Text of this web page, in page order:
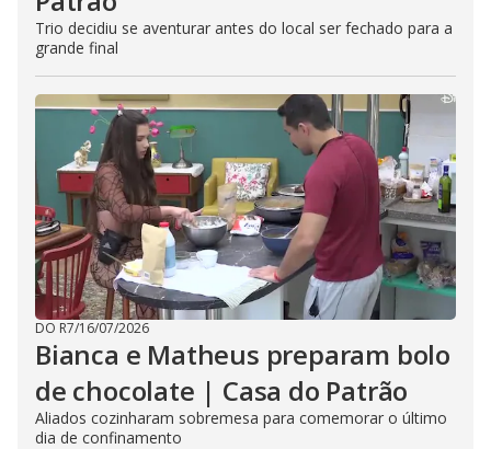
Trio decidiu se aventurar antes do local ser fechado para a
grande final
DO R7/16/07/2026
Bianca e Matheus preparam bolo
de chocolate | Casa do Patrão
Aliados cozinharam sobremesa para comemorar o último
dia de confinamento